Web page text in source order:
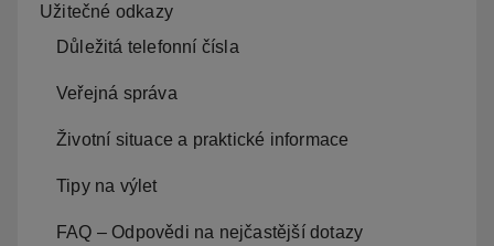
Užitečné odkazy
Důležitá telefonní čísla
Veřejná správa
Životní situace a praktické informace
Tipy na výlet
FAQ – Odpovědi na nejčastější dotazy